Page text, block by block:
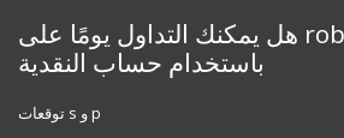
content
هل يمكنك التداول يومًا على robinhood
باستخدام حساب النقدية
توقعات s و p